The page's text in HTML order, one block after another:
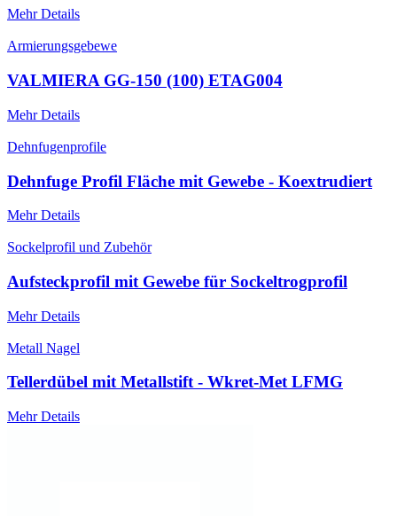
Mehr Details
Armierungsgebewe
VALMIERA GG-150 (100) ETAG004
Mehr Details
Dehnfugenprofile
Dehnfuge Profil Fläche mit Gewebe - Koextrudiert
Mehr Details
Sockelprofil und Zubehör
Aufsteckprofil mit Gewebe für Sockeltrogprofil
Mehr Details
Metall Nagel
Tellerdübel mit Metallstift - Wkret-Met LFMG
Mehr Details